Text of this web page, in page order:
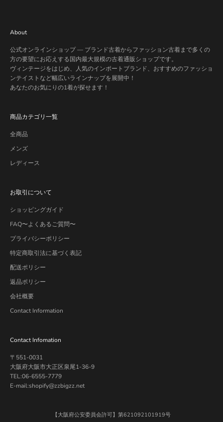
About
公式オンラインショップ — ブランド古着からファッション古着まで多くの
方の要望にお応えする国内最大規模の古着通販ショップです。
ヴィンテージをはじめ、人気のインポートブランド、おすすめのファッショ
ンテイストなど幅広いラインナップを展開中！
あなたのお気にりの1着が探せます！
商品カテゴリ一覧
全商品
メンズ
レディース
お取引について
ショッピングガイド
FAQ〜よくあるご質問〜
プライバシーポリシー
特定商取引法に基づく表記
配送ポリシー
返品ポリシー
会社概要
Contact Information
Contact Infomation
〒551-0031
大阪府大阪市大正区泉尾1-36-9
TEL:06-6555-7779
E-mail:shopify@zzbigzz.net
【大阪府公安委員会許可】第621092101919号